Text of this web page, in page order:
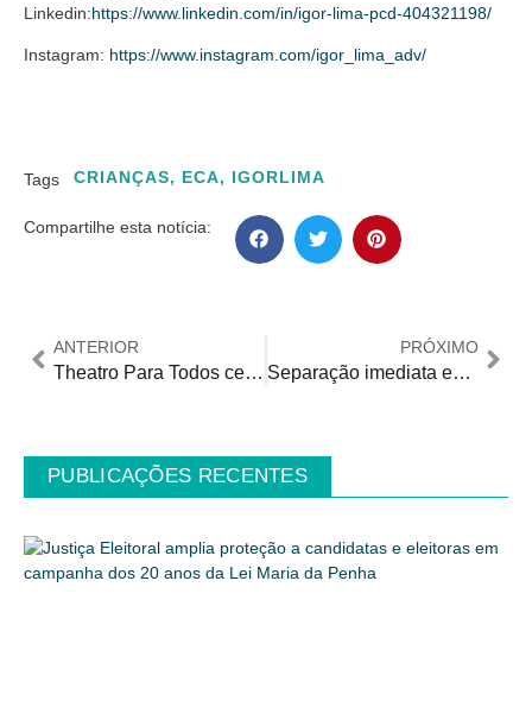
Linkedin:https://www.linkedin.com/in/igor-lima-pcd-404321198/
Instagram: https://www.instagram.com/igor_lima_adv/
Tags CRIANÇAS, ECA, IGORLIMA
Compartilhe esta notícia:
ANTERIOR
Theatro Para Todos celebra democratização do Theatro Municipal através do Selo de Acessibilidade
PRÓXIMO
Separação imediata entre Associações de fachada e instituições que lutam de verdade pelas pessoas com deficiência
PUBLICAÇÕES RECENTES